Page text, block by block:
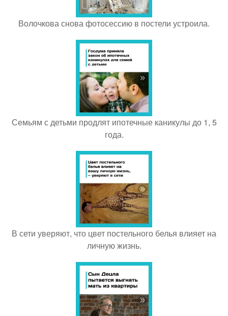
Волочкова снова фотосессию в постели устроила.
Семьям с детьми продлят ипотечные каникулы до 1, 5
года.
В сети уверяют, что цвет постельного белья влияет на
личную жизнь.